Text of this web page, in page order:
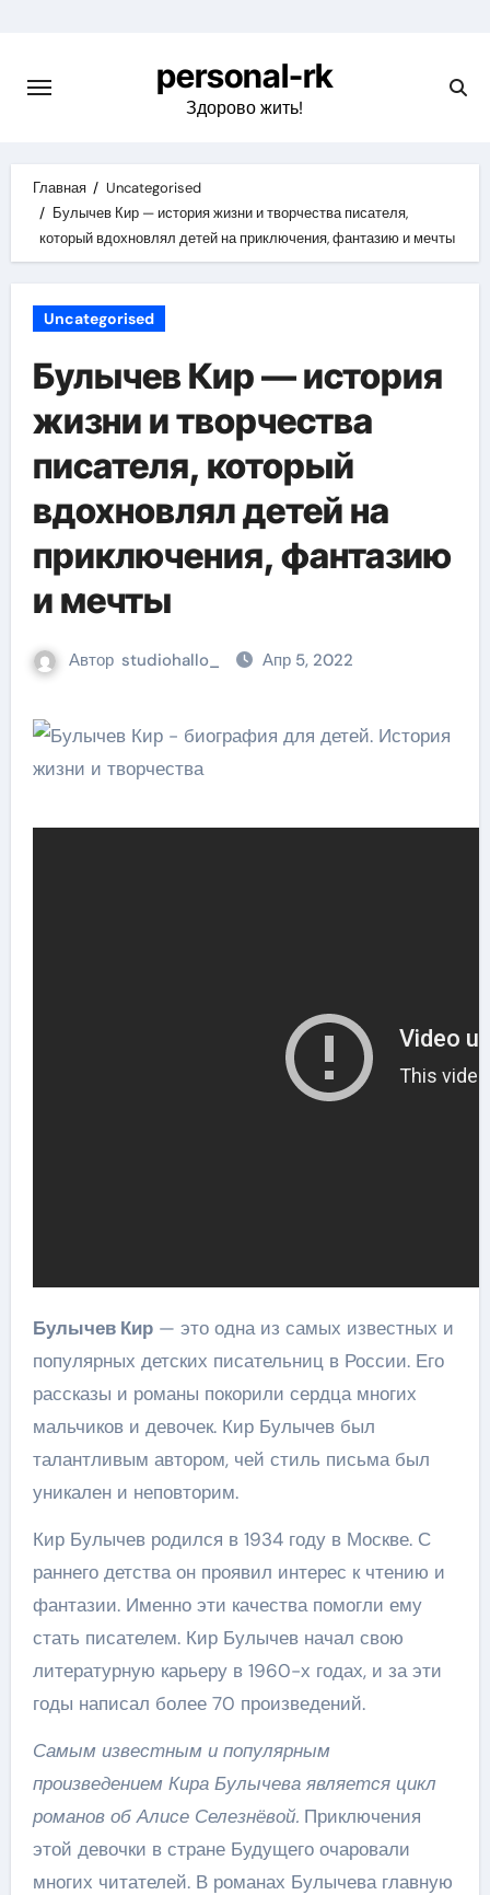
содержимому
personal-rk
Здорово жить!
Главная
Uncategorised
Булычев Кир — история жизни и творчества писателя,
который вдохновлял детей на приключения, фантазию и мечты
Uncategorised
Булычев Кир — история
жизни и творчества
писателя, который
вдохновлял детей на
приключения, фантазию
и мечты
Автор studiohallo_ Апр 5, 2022
Булычев Кир— это одна из самых известных и
популярных детских писательниц в России. Его
рассказы и романы покорили сердца многих
мальчиков и девочек. Кир Булычев был
талантливым автором, чей стиль письма был
уникален и неповторим.
Кир Булычев родился в 1934 году в Москве. С
раннего детства он проявил интерес к чтению и
фантазии. Именно эти качества помогли ему
стать писателем. Кир Булычев начал свою
литературную карьеру в 1960-х годах, и за эти
годы написал более 70 произведений.
Самым известным и популярным
произведением Кира Булычева является цикл
романов об Алисе Селезнёвой.Приключения
этой девочки в стране Будущего очаровали
многих читателей. В романах Булычева главную